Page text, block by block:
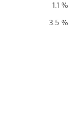
1.1 %
3.5 %